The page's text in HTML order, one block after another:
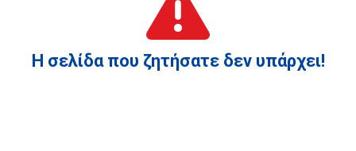
Η σελίδα που ζητήσατε δεν υπάρχει!